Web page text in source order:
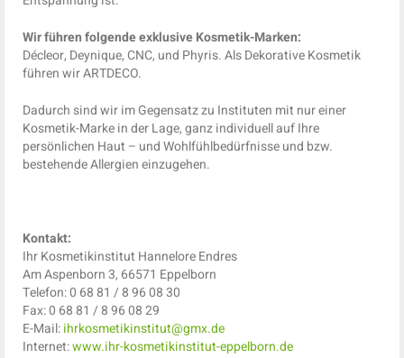
Wir führen folgende exklusive Kosmetik-Marken:
Décleor, Deynique, CNC, und Phyris. Als Dekorative Kosmetik
führen wir ARTDECO.
Dadurch sind wir im Gegensatz zu Instituten mit nur einer
Kosmetik-Marke in der Lage, ganz individuell auf Ihre
persönlichen Haut – und Wohlfühlbedürfnisse und bzw.
bestehende Allergien einzugehen.
Kontakt:
Ihr Kosmetikinstitut Hannelore Endres
Am Aspenborn 3, 66571 Eppelborn
Telefon: 0 68 81 / 8 96 08 30
Fax: 0 68 81 / 8 96 08 29
E-Mail:ihrkosmetikinstitut@gmx.de
Internet:www.ihr-kosmetikinstitut-eppelborn.de